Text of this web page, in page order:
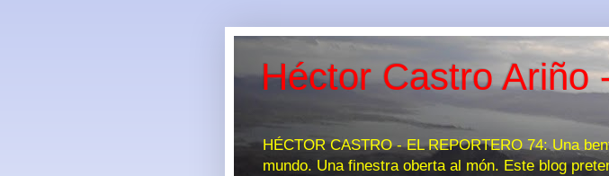
Héctor Castro Ariño
HÉCTOR CASTRO - EL REPORTERO 74: Una
mundo. Una finestra oberta al món. Este blog